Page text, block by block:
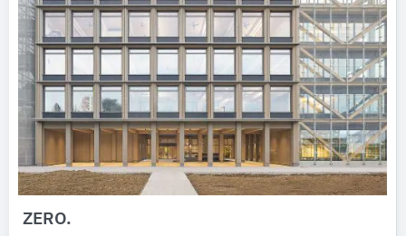
ZERO.